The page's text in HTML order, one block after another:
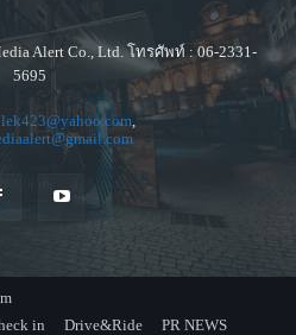
Alert Co., Ltd. โทรศัพท์ : 06-2331-
5695
lek423@yahoo.com,
in Drive&Ride
PR NEWS